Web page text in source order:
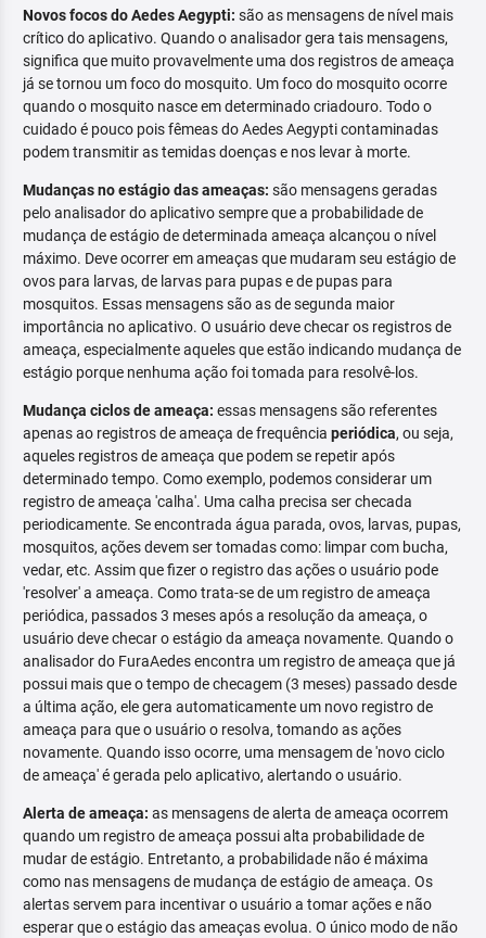
Novos focos do Aedes Aegypti: são as mensagens de nível mais
crítico do aplicativo. Quando o analisador gera tais mensagens,
significa que muito provavelmente uma dos registros de ameaça
já se tornou um foco do mosquito. Um foco do mosquito ocorre
quando o mosquito nasce em determinado criadouro. Todo o
cuidado é pouco pois fêmeas do Aedes Aegypti contaminadas
podem transmitir as temidas doenças e nos levar à morte.
Mudanças no estágio das ameaças: são mensagens geradas
pelo analisador do aplicativo sempre que a probabilidade de
mudança de estágio de determinada ameaça alcançou o nível
máximo. Deve ocorrer em ameaças que mudaram seu estágio de
ovos para larvas, de larvas para pupas e de pupas para
mosquitos. Essas mensagens são as de segunda maior
importância no aplicativo. O usuário deve checar os registros de
ameaça, especialmente aqueles que estão indicando mudança de
estágio porque nenhuma ação foi tomada para resolvê-los.
Mudança ciclos de ameaça: essas mensagens são referentes
apenas ao registros de ameaça de frequência periódica, ou seja,
aqueles registros de ameaça que podem se repetir após
determinado tempo. Como exemplo, podemos considerar um
registro de ameaça 'calha'. Uma calha precisa ser checada
periodicamente. Se encontrada água parada, ovos, larvas, pupas,
mosquitos, ações devem ser tomadas como: limpar com bucha,
vedar, etc. Assim que fizer o registro das ações o usuário pode
'resolver' a ameaça. Como trata-se de um registro de ameaça
periódica, passados 3 meses após a resolução da ameaça, o
usuário deve checar o estágio da ameaça novamente. Quando o
analisador do FuraAedes encontra um registro de ameaça que já
possui mais que o tempo de checagem (3 meses) passado desde
a última ação, ele gera automaticamente um novo registro de
ameaça para que o usuário o resolva, tomando as ações
novamente. Quando isso ocorre, uma mensagem de 'novo ciclo
de ameaça' é gerada pelo aplicativo, alertando o usuário.
Alerta de ameaça: as mensagens de alerta de ameaça ocorrem
quando um registro de ameaça possui alta probabilidade de
mudar de estágio. Entretanto, a probabilidade não é máxima
como nas mensagens de mudança de estágio de ameaça. Os
alertas servem para incentivar o usuário a tomar ações e não
esperar que o estágio das ameaças evolua. O único modo de não